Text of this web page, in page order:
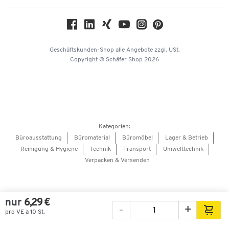
nur 6,29 €
pro VE à 10 St. - +
360°-Ansicht
KinderHerz Zukunftsfonds
Barrierefreiheitserklärung
Onlinebewerbung Lieferant
Geschäftskunden-Shop alle Angebote zzgl. USt.
Copyright © Schäfer Shop 2026
Kategorien:
Büroausstattung
Büromaterial Büromöbel
Lager & Betrieb
Reinigung & Hygiene
Technik Transport
Umwelttechnik
Verpacken & Versenden